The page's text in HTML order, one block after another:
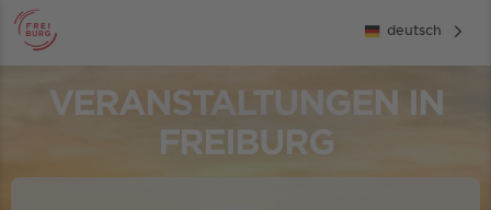
deutsch
VERANSTALTUNGEN IN
FREIBURG